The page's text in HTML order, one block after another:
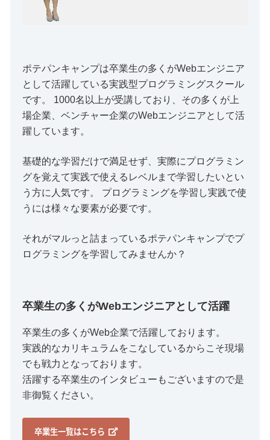
ポテパンキャンプは卒業生の多くがWebエンジニア
として活躍している実践型プログラミングスクール
です。 1000名以上が受講しており、その多くが上
場企業、ベンチャー企業のWebエンジニアとして活
躍しています。
基礎的な学習だけで満足せず、実際にプログラミン
グを覚えて実践で使えるレベルまで学習したいとい
う方に人気です。 プログラミングを学習し実践で使
うには様々な要素が必要です。
それがマルっと詰まっているポテパンキャンプでプ
ログラミングを学習してみませんか？
卒業生の多くがWebエンジニアとして活躍
卒業生の多くがWeb企業で活躍しております。
実践的なカリキュラムをこなしているからこそ現場
でも戦力となっております。
活躍する卒業生のインタビューもございますので是
非御覧ください。
卒業生一覧はこちら